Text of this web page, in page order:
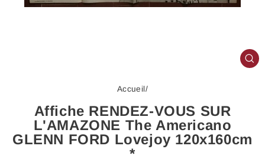
Accueil/
Affiche RENDEZ-VOUS SUR
L'AMAZONE The Americano
GLENN FORD Lovejoy 120x160cm
*